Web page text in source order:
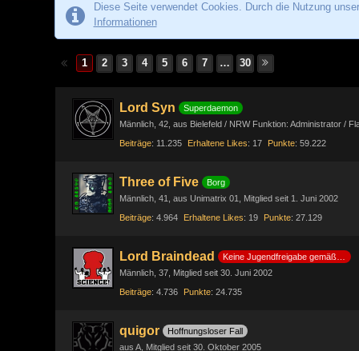
Diese Seite verwendet Cookies. Durch die Nutzung
Informationen
1 2 3 4 5 6 7 … 30
Lord Syn
Superdaemon
Männlich 42 aus Bielefeld / NRW Funktion: Administrator /
Beiträge
11.235 Erhaltene Likes 17 Punkte 59.222
Three of Five
Borg
Männlich 41 aus Unimatrix 01
Mitglied seit 1. Juni 2002
Beiträge 4.964 Erhaltene Likes 19 Punkte 27.129
Lord Braindead
Keine Jugendfreigabe gemäß §14 JuSchG
Männlich 37
Mitglied seit 30. Juni 2002
Beiträge 4.736 Punkte 24.735
quigor
Hoffnungsloser Fall
aus A
Mitglied seit 30. Oktober 2005